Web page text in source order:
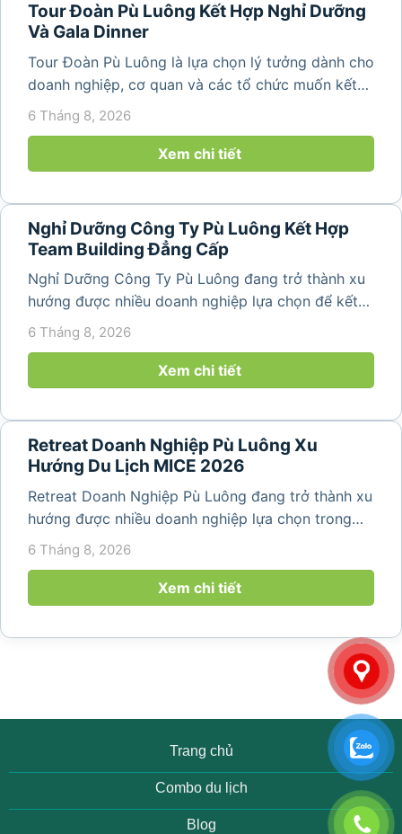
Tour Đoàn Pù Luông Kết Hợp Nghỉ Dưỡng
Và Gala Dinner
Tour Đoàn Pù Luông là lựa chọn lý tưởng dành cho
doanh nghiệp, cơ quan và các tổ chức muốn kết
hợp nghỉ dưỡng, tham quan và tổ chức các hoạt
động gắn kết tập thể. Với cảnh quan thiên nhiên
nguyên sơ, không khí...
6 Tháng 8, 2026
Xem chi tiết
Nghỉ Dưỡng Công Ty Pù Luông Kết Hợp
Team Building Đẳng Cấp
Nghỉ Dưỡng Công Ty Pù Luông đang trở thành xu
hướng được nhiều doanh nghiệp lựa chọn để kết
hợp giữa nghỉ ngơi, tái tạo năng lượng và xây
lịch đơn thuần, nhiều công ty...
6 Tháng 8, 2026
Xem chi tiết
Retreat Doanh Nghiệp Pù Luông Xu
Hướng Du Lịch MICE 2026
Retreat Doanh Nghiệp Pù Luông đang trở thành xu
hướng được nhiều doanh nghiệp lựa chọn trong
năm 2026 khi nhu cầu kết hợp nghỉ dưỡng, hội
họp và gắn kết đội ngũ ngày càng tăng. Không chỉ
mang đến khoảng thời gian thư giãn...
6 Tháng 8, 2026
Xem chi tiết
Trang chủ
Combo du lịch
Blog